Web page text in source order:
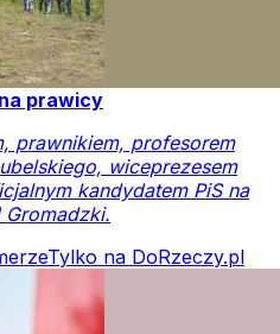
prawicy
prawnikiem, profesorem
wiceprezesem
kandydatem PiS na
Tylko na DoRzeczy.pl